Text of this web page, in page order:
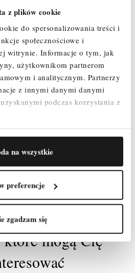
z plików cookie
do spersonalizowania treści i
społecznościowe i
witrynie. Informacje o tym, jak
użytkownikom partnerom
i analitycznym. Partnerzy
z innymi danymi danymi
podczas korzystania z
na wszystkie
preferencje
zgadzam się
OPINIE
mogą Cię